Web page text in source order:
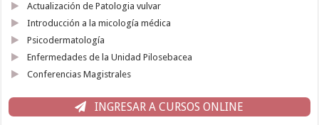
Actualización de Patologia vulvar
Introducción a la micología médica
Psicodermatología
Enfermedades de la Unidad Pilosebacea
Conferencias Magistrales
INGRESAR A CURSOS ONLINE